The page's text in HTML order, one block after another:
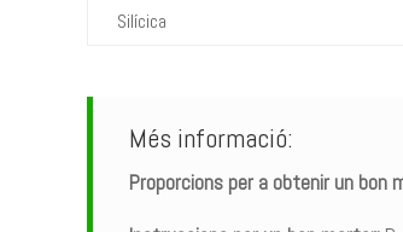
Silícica
Més informació:
Proporcions per a obtenir un bon